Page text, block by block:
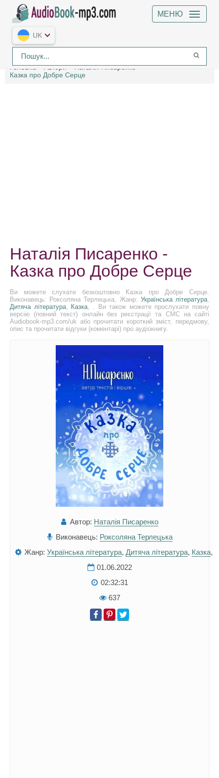
МЕНЮ
UK
Головна Автори
Наталія Писаренко
Казка про Добре Серце
Наталія Писаренко -
Казка про Добре Серце
Ви можете слухати безкоштовно Казка про Добре Серце.
Виконавець: Роксоляна Терлецька, Жанр: Українська література,
Дитяча література, Казка, . Ви також можете прослухати повну
версію (повний текст) онлайн без реєстрації та СМС на сайті
Audiobook-mp3.com/uk або прочитати короткий зміст, передмову,
опис та прочитати відгуки (коментарі) про аудіокнигу.
Автор: Наталія Писаренко
Виконавець: Роксоляна Терлецька
Жанр: Українська література, Дитяча література, Казка,
01.06.2022
02:32:31
637